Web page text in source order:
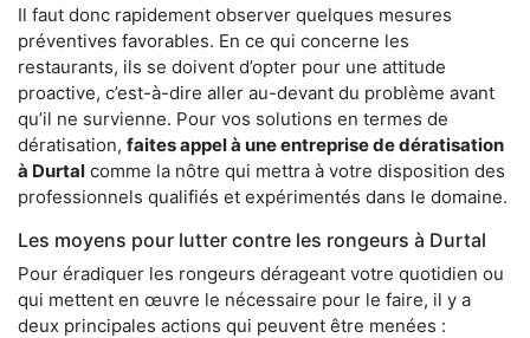
Il faut donc rapidement observer quelques mesures
préventives favorables. En ce qui concerne les
restaurants, ils se doivent d’opter pour une attitude
proactive, c’est-à-dire aller au-devant du problème avant
qu’il ne survienne. Pour vos solutions en termes de
dératisation, faites appel à une entreprise de dératisation
à Durtal comme la nôtre qui mettra à votre disposition des
professionnels qualifiés et expérimentés dans le domaine.
Les moyens pour lutter contre les rongeurs à Durtal
Pour éradiquer les rongeurs dérageant votre quotidien ou
qui mettent en œuvre le nécessaire pour le faire, il y a
deux principales actions qui peuvent être menées :